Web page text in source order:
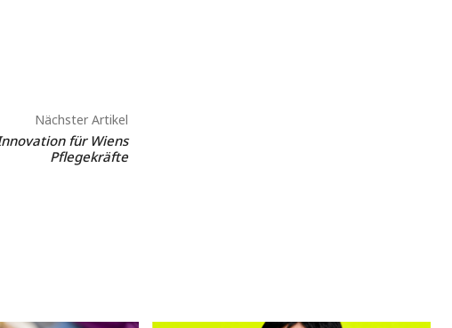
Nächster Artikel
für Wiens
Pflegekräfte